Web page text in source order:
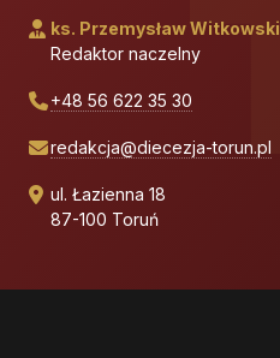
ks. Przemysław Witkowski
Redaktor naczelny
+48 56 622 35 30
redakcja@diecezja-torun.pl
ul. Łazienna 18
87-100 Toruń